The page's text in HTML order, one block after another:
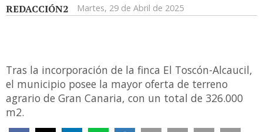
REDACCIÓN2 Martes, 29 de Abril de 2025
Tras la incorporación de la finca El Toscón-Alcaucil,
el municipio posee la mayor oferta de terreno
agrario de Gran Canaria, con un total de 326.000
m2.